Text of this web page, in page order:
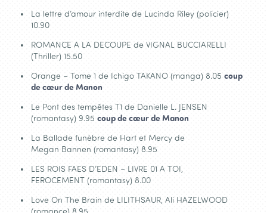
La lettre d’amour interdite de Lucinda Riley (policier)
10.90
ROMANCE A LA DECOUPE de VIGNAL BUCCIARELLI
(Thriller) 15.50
Orange – Tome 1 de Ichigo TAKANO (manga) 8.05 coup
de cœur de Manon
Le Pont des tempêtes T1 de Danielle L. JENSEN
(romantasy) 9.95 coup de cœur de Manon
La Ballade funèbre de Hart et Mercy de
Megan Bannen (romantasy) 8.95
LES ROIS FAES D’EDEN – LIVRE 01 A TOI,
FEROCEMENT (romantasy) 8.00
Love On The Brain de LILITHSAUR, Ali HAZELWOOD